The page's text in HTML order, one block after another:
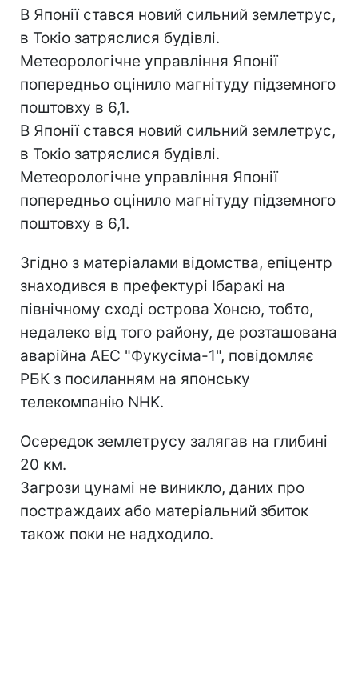
В Японії стався новий сильний землетрус,
в Токіо затряслися будівлі.
Метеорологічне управління Японії
попередньо оцінило магнітуду підземного
поштовху в 6,1.
В Японії стався новий сильний землетрус,
в Токіо затряслися будівлі.
Метеорологічне управління Японії
попередньо оцінило магнітуду підземного
поштовху в 6,1.
Згідно з матеріалами відомства, епіцентр
знаходився в префектурі Ібаракі на
північному сході острова Хонсю, тобто,
недалеко від того району, де розташована
аварійна АЕС "Фукусіма-1", повідомляє
РБК з посиланням на японську
телекомпанію NHK.
Осередок землетрусу залягав на глибині
20 км.
Загрози цунамі не виникло, даних про
постраждаих або матеріальний збиток
також поки не надходило.